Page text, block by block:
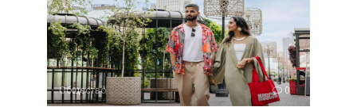
Общество 0